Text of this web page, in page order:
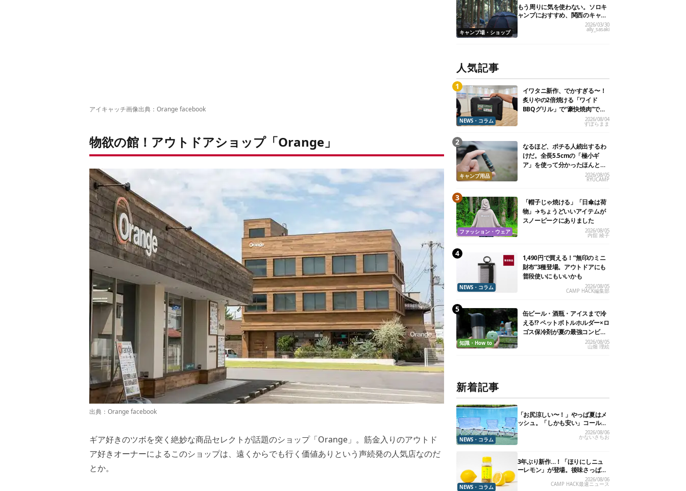
アイキャッチ画像出典： Orange facebook
物欲の館！アウトドアショップ「Orange」
出典： Orange facebook
ギア好きのツボを突く絶妙な商品セレクトが話題のショップ「Orange」。筋金入りのアウトド
ア好きオーナーによるこのショップは、遠くからでも行く価値ありという声続発の人気店なのだ
とか。
キャンプ場・ショップ
もう周りに気を使わない。ソロキ
ャンプにおすすめ、関西のキャン
プ場21選
2026/03/30
ally_sasaki
人気記事
NEWS・コラム
イワタニ新作、でかすぎる〜！
炙りやの2倍焼ける「ワイド
BBQグリル」で“豪快焼肉”でき
2026/08/04
ずぼらまま
キャンプ用品
なるほど、ポチる人続出するわ
けだ。全長5.5cmの「極小ギ
ア」を使って分かったほんとの
2026/08/05
RYUCAMP
ファッション・ウェア
「帽子じゃ焼ける」「日傘は荷
物」→ちょうどいいアイテムが
スノーピークにありました
2026/08/05
内舘 綾子
NEWS・コラム
1,490円で買える！“無印のミニ
財布”3種登場。アウトドアにも
普段使いにもいいかも
2026/08/05
CAMP HACK編集部
知識・How to
缶ビール・酒瓶・アイスまで冷
える!? ペットボトルホルダー×ロ
ゴス保冷剤が夏の最強コンビだ
2026/08/05
山畑 理絵
新着記事
NEWS・コラム
「お尻涼しい〜！」やっぱ夏はメ
ッシュ。「しかも安い」コールマ
ン今年の新作は、カラーもさわや
かです
2026/08/06
かないさちお
NEWS・コラム
3年ぶり新作…！「ほりにしニュ
ーレモン」が登場。後味さっぱり
の万能スパイス！【8月21日発
2026/08/06
CAMP HACK最速ニュース